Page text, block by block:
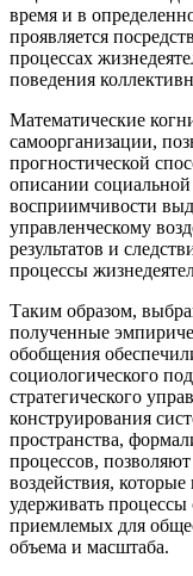
время и в
проявляется
процессах
поведения
Математические
самоорганизации,
прогностической
описании
восприимчивости
управленческому
результатов и
процессы
Таким образом,
полученные
обобщения
социологического
стратегического
конструирования
пространства,
процессов,
воздействия,
удерживать
приемлемых для
объема и масштаба.